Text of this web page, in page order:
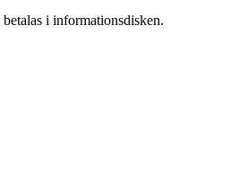
i informationsdisken.